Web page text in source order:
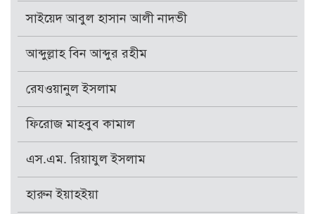
সাইয়েদ আবুল হাসান আলী নাদভী
আব্দুল্লাহ বিন আব্দুর রহীম
রেযওয়ানুল ইসলাম
ফিরোজ মাহবুব কামাল
এস.এম. রিয়াযুল ইসলাম
হারুন ইয়াহইয়া